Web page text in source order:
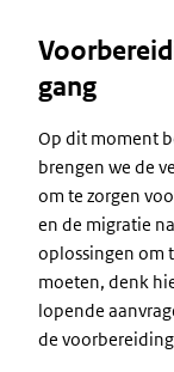
gang
Op dit moment
brengen we de
om te zorgen
en de migratie
oplossingen om
moeten, denk
lopende
de